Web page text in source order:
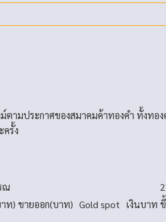
ตามประกาศของสมาคมค้าทองคำ ทั้งท
ครั้ง
ณ
ท) ขายออก(บาท) Gold spot เงินบาท